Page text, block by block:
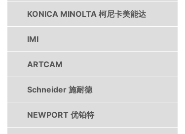
KONICA MINOLTA 柯尼卡美能达
IMI
ARTCAM
Schneider 施耐德
NEWPORT 优铂特